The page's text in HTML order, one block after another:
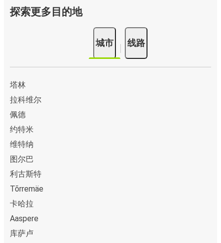
探索更多目的地
城市 线路
塔林
拉科维尔
佩德
约特米
维特纳
图尔巴
利古斯特
Tõrremäe
卡哈拉
Aaspere
库萨卢